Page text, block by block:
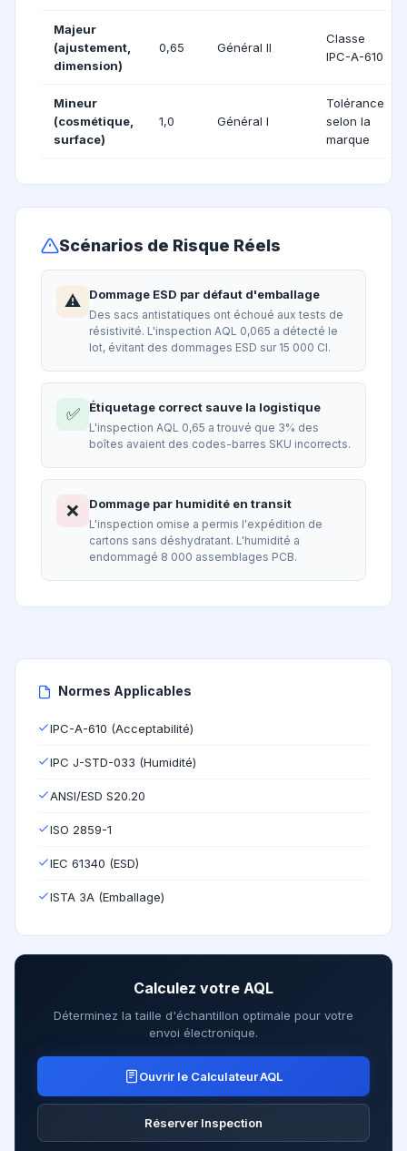
Majeur
(ajustement,
dimension)
0,65 Général II
Classe
IPC-A-610
Mineur
(cosmétique,
surface)
1,0 Général I
Tolérance
selon la
marque
Scénarios de Risque Réels
⚠️ Dommage ESD par défaut d'emballage
Des sacs antistatiques ont échoué aux tests de
résistivité. L'inspection AQL 0,065 a détecté le
lot, évitant des dommages ESD sur 15 000 CI.
✅ Étiquetage correct sauve la logistique
L'inspection AQL 0,65 a trouvé que 3% des
boîtes avaient des codes-barres SKU incorrects.
❌ Dommage par humidité en transit
L'inspection omise a permis l'expédition de
cartons sans déshydratant. L'humidité a
endommagé 8 000 assemblages PCB.
Normes Applicables
IPC-A-610 (Acceptabilité)
IPC J-STD-033 (Humidité)
ANSI/ESD S20.20
ISO 2859-1
IEC 61340 (ESD)
ISTA 3A (Emballage)
Calculez votre AQL
Déterminez la taille d'échantillon optimale pour votre
envoi électronique.
Ouvrir le Calculateur AQL
Réserver Inspection